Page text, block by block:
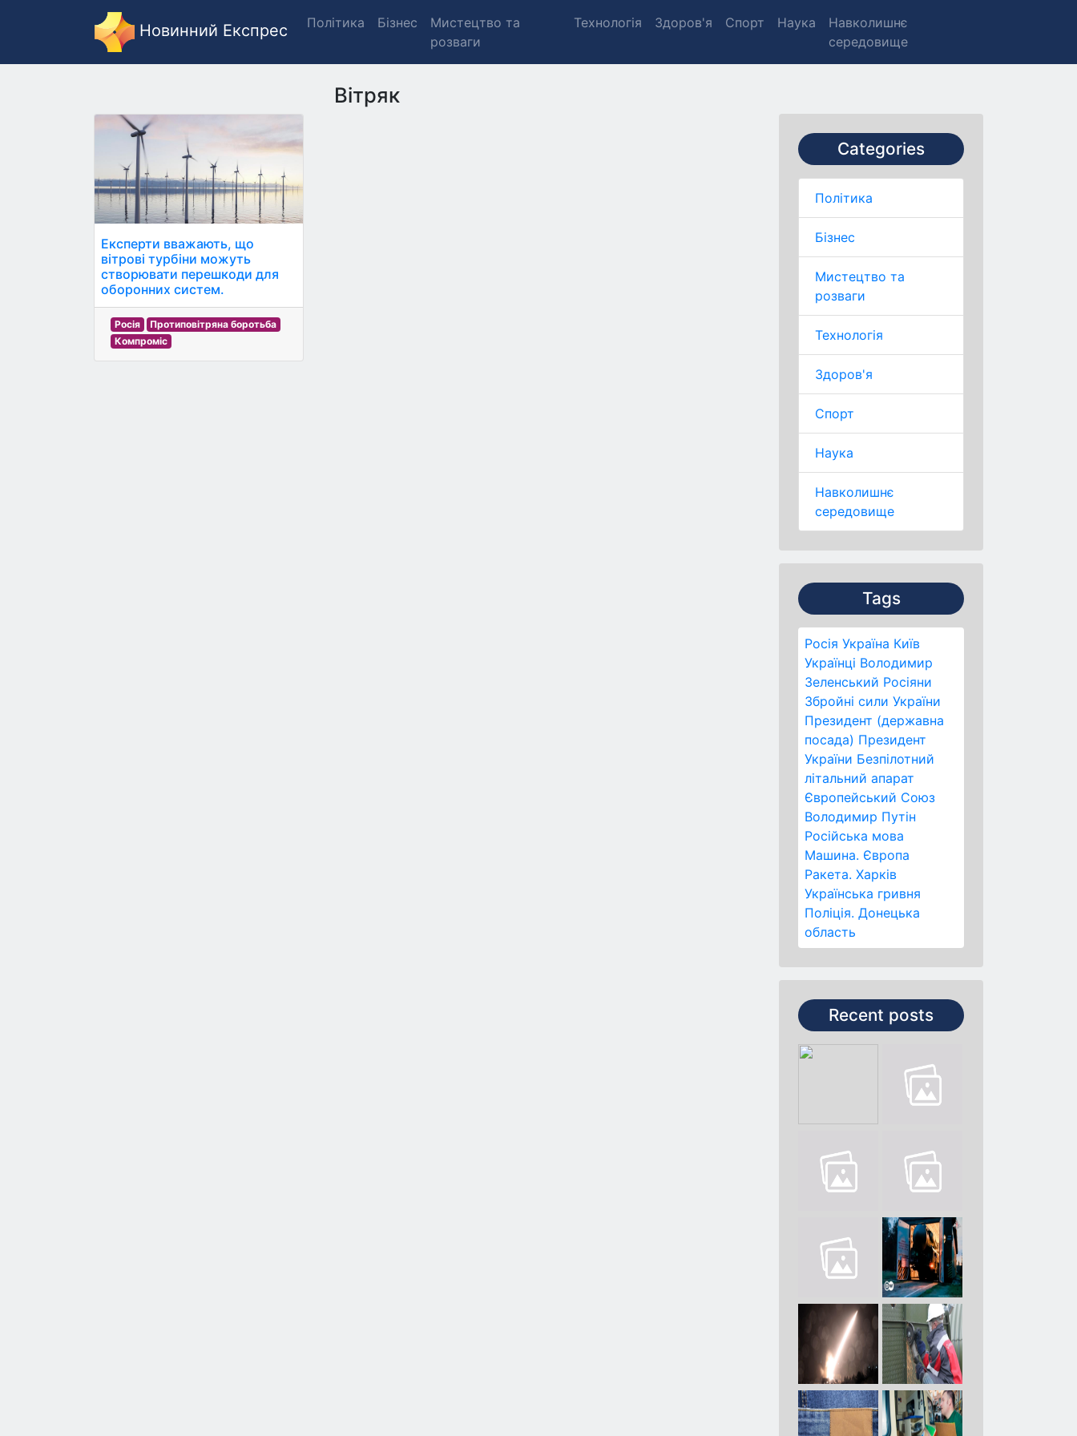
Новинний Експрес Політика Бізнес
Мистецтво та
розваги
Технологія Здоров'я Спорт Наука
Навколишнє
середовище
Вітряк
Categories
Політика
Бізнес
Мистецтво та
розваги
Технологія
Здоров'я
Спорт
Наука
Навколишнє
середовище
Tags
Росія Україна Київ
Українці Володимир
Зеленський Росіяни
Збройні сили України
Президент (державна
посада) Президент
України Безпілотний
літальний апарат
Європейський Союз
Володимир Путін
Російська мова
Машина. Європа
Ракета. Харків
Українська гривня
Поліція. Донецька
область
Recent posts
Експерти вважають, що
вітрові турбіни можуть
створювати перешкоди для
оборонних систем.
Росія
Протиповітряна боротьба
Компроміс